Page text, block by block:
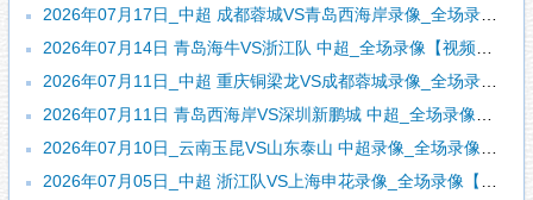
2026年07月17日_中超 成都蓉城VS青岛西海岸录像_全场录像【全场回放】
2026年07月14日 青岛海牛VS浙江队 中超_全场录像【视频集锦】
2026年07月11日_中超 重庆铜梁龙VS成都蓉城录像_全场录像【视频集锦】
2026年07月11日 青岛西海岸VS深圳新鹏城 中超_全场录像【全场回放】
2026年07月10日_云南玉昆VS山东泰山 中超录像_全场录像【全场回放】
2026年07月05日_中超 浙江队VS上海申花录像_全场录像【全场回放】